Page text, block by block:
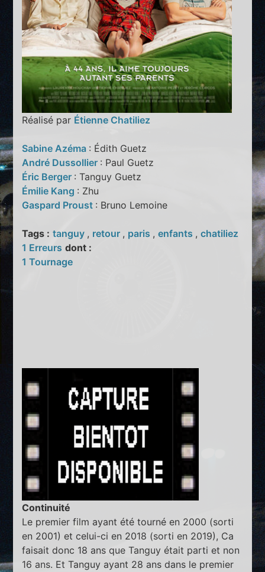
Réalisé par Étienne Chatiliez
Sabine Azéma : Édith Guetz
André Dussollier : Paul Guetz
Éric Berger : Tanguy Guetz
Émilie Kang : Zhu
Gaspard Proust : Bruno Lemoine
Tags : tanguy , retour , paris ,enfants ,chatiliez
1 Erreurs dont :
1 Tournage
Continuité
Le premier film ayant été tourné en 2000 (sorti
en 2001) et celui-ci en 2018 (sorti en 2019), Ca
faisait donc 18 ans que Tanguy était parti et non
16 ans. Et Tanguy ayant 28 ans dans le premier